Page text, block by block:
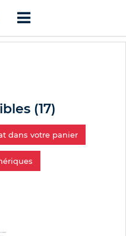
(17)
dans votre panier